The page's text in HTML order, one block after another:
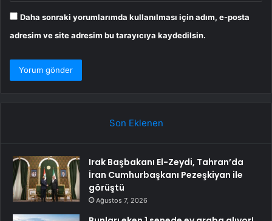
Daha sonraki yorumlarımda kullanılması için adım, e-posta
adresim ve site adresim bu tarayıcıya kaydedilsin.
Son Eklenen
Irak Başbakanı El-Zeydi, Tahran’da
İran Cumhurbaşkanı Pezeşkiyan ile
görüştü
Ağustos 7, 2026